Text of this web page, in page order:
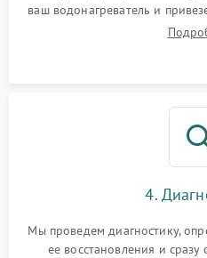
ваш водонагреватель и
4.
Мы проведем диагностику,
ее восстановления и